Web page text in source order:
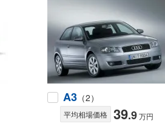
A3 （2）
平均相場価格 39.9万円